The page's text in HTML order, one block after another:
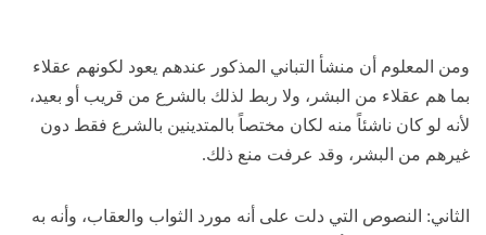
ومن المعلوم أن منشأ التباني المذكور عندهم يعود لكونهم عقلاء
بما هم عقلاء من البشر، ولا ربط لذلك بالشرع من قريب أو بعيد،
لأنه لو كان ناشئاً منه لكان مختصاً بالمتدينين بالشرع فقط دون
غيرهم من البشر، وقد عرفت منع ذلك.
الثاني: النصوص التي دلت على أنه مورد الثواب والعقاب، وأنه به